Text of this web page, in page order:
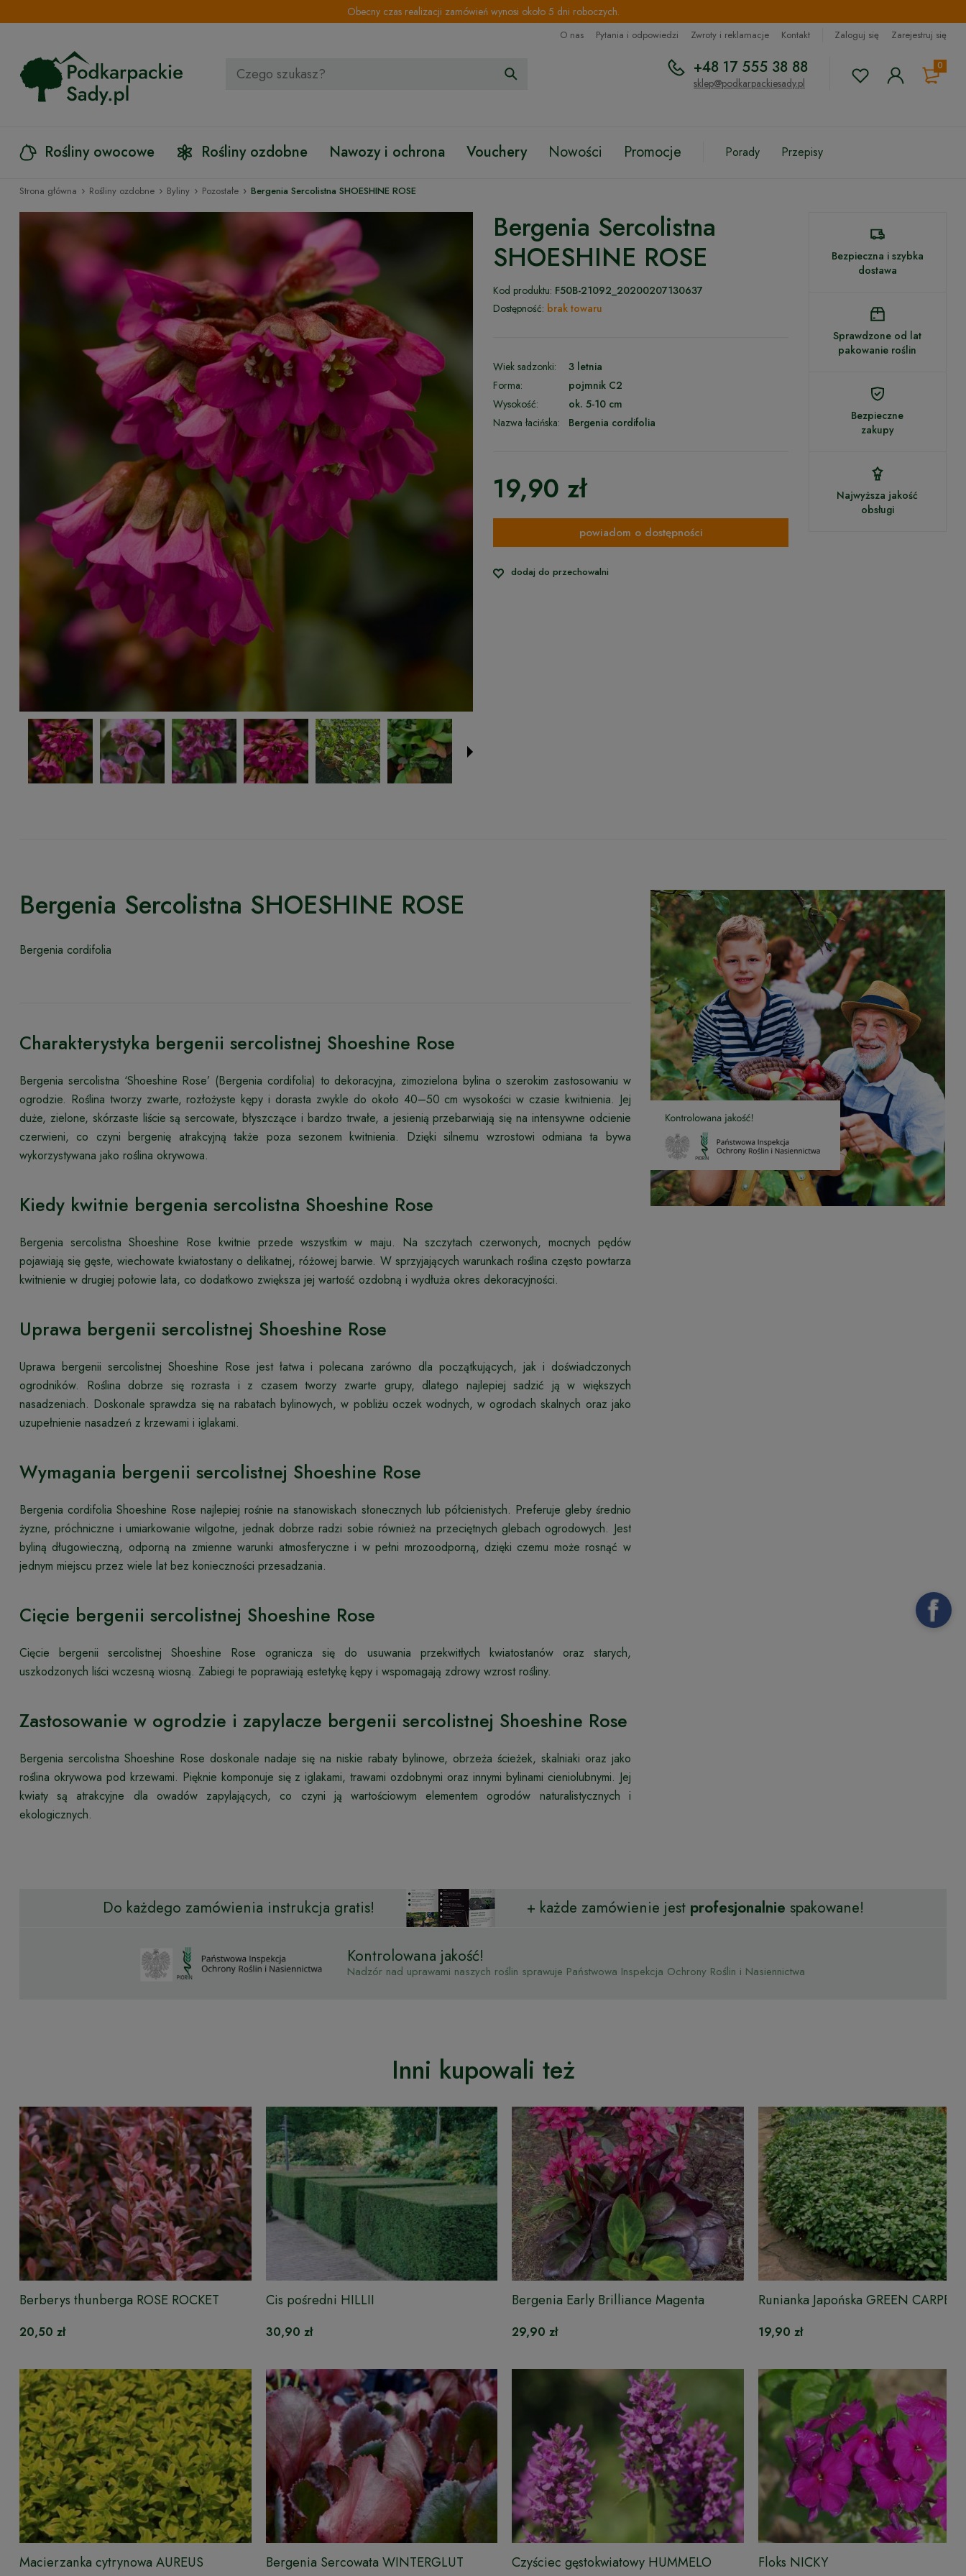
Obecny czas realizacji zamówień wynosi około 5 dni roboczych.
O nas Pytania i odpowiedzi Zwroty i reklamacje Kontakt Zaloguj się Zarejestruj się
0
+48 17 555 38 88
sklep@podkarpackiesady.pl
Rośliny owocowe Rośliny ozdobne Nawozy i ochrona Vouchery Nowości Promocje Porady Przepisy
Strona główna › Rośliny ozdobne › Byliny › Pozostałe › Bergenia Sercolistna SHOESHINE ROSE
Bergenia Sercolistna
SHOESHINE ROSE
Kod produktu: F50B-21092_20200207130637
Dostępność: brak towaru
Wiek sadzonki:
3 letnia
Forma:
pojmnik C2
Wysokość:
ok. 5-10 cm
Nazwa łacińska:
Bergenia cordifolia
19,90 zł
powiadom o dostępności
dodaj do przechowalni
Bezpieczna i szybka
dostawa
Sprawdzone od lat
pakowanie roślin
Bezpieczne
zakupy
Najwyższa jakość
obsługi
Bergenia Sercolistna SHOESHINE ROSE
Bergenia cordifolia
Charakterystyka bergenii sercolistnej Shoeshine Rose
Bergenia sercolistna ‘Shoeshine Rose’ (Bergenia cordifolia) to dekoracyjna, zimozielona bylina o szerokim zastosowaniu w
ogrodzie. Roślina tworzy zwarte, rozłożyste kępy i dorasta zwykle do około 40–50 cm wysokości w czasie kwitnienia. Jej
duże, zielone, skórzaste liście są sercowate, błyszczące i bardzo trwałe, a jesienią przebarwiają się na intensywne odcienie
czerwieni, co czyni bergenię atrakcyjną także poza sezonem kwitnienia. Dzięki silnemu wzrostowi odmiana ta bywa
wykorzystywana jako roślina okrywowa.
Kiedy kwitnie bergenia sercolistna Shoeshine Rose
Bergenia sercolistna Shoeshine Rose kwitnie przede wszystkim w maju. Na szczytach czerwonych, mocnych pędów
pojawiają się gęste, wiechowate kwiatostany o delikatnej, różowej barwie. W sprzyjających warunkach roślina często powtarza
kwitnienie w drugiej połowie lata, co dodatkowo zwiększa jej wartość ozdobną i wydłuża okres dekoracyjności.
Uprawa bergenii sercolistnej Shoeshine Rose
Uprawa bergenii sercolistnej Shoeshine Rose jest łatwa i polecana zarówno dla początkujących, jak i doświadczonych
ogrodników. Roślina dobrze się rozrasta i z czasem tworzy zwarte grupy, dlatego najlepiej sadzić ją w większych
nasadzeniach. Doskonale sprawdza się na rabatach bylinowych, w pobliżu oczek wodnych, w ogrodach skalnych oraz jako
uzupełnienie nasadzeń z krzewami i iglakami.
Wymagania bergenii sercolistnej Shoeshine Rose
Bergenia cordifolia Shoeshine Rose najlepiej rośnie na stanowiskach słonecznych lub półcienistych. Preferuje gleby średnio
żyzne, próchniczne i umiarkowanie wilgotne, jednak dobrze radzi sobie również na przeciętnych glebach ogrodowych. Jest
byliną długowieczną, odporną na zmienne warunki atmosferyczne i w pełni mrozoodporną, dzięki czemu może rosnąć w
jednym miejscu przez wiele lat bez konieczności przesadzania.
Cięcie bergenii sercolistnej Shoeshine Rose
Cięcie bergenii sercolistnej Shoeshine Rose ogranicza się do usuwania przekwitłych kwiatostanów oraz starych,
uszkodzonych liści wczesną wiosną. Zabiegi te poprawiają estetykę kępy i wspomagają zdrowy wzrost rośliny.
Zastosowanie w ogrodzie i zapylacze bergenii sercolistnej Shoeshine Rose
Bergenia sercolistna Shoeshine Rose doskonale nadaje się na niskie rabaty bylinowe, obrzeża ścieżek, skalniaki oraz jako
roślina okrywowa pod krzewami. Pięknie komponuje się z iglakami, trawami ozdobnymi oraz innymi bylinami cieniolubnymi. Jej
kwiaty są atrakcyjne dla owadów zapylających, co czyni ją wartościowym elementem ogrodów naturalistycznych i
ekologicznych.
Do każdego zamówienia instrukcja gratis! + każde zamówienie jest profesjonalnie spakowane!
Kontrolowana jakość!
Nadzór nad uprawami naszych roślin sprawuje Państwowa Inspekcja Ochrony Roślin i Nasiennictwa
Inni kupowali też
Berberys thunberga ROSE ROCKET
20,50 zł
Cis pośredni HILLII
30,90 zł
Bergenia Early Brilliance Magenta
29,90 zł
Runianka Japońska GREEN CARPET
19,90 zł
Macierzanka cytrynowa AUREUS Bergenia Sercowata WINTERGLUT Czyściec gęstokwiatowy HUMMELO Floks NICKY